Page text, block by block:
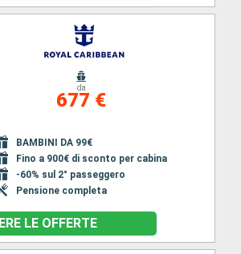
da
677 €
BAMBINI DA 99€
Fino a 900€ di sconto per cabina
-60% sul 2° passeggero
Pensione completa
LE OFFERTE